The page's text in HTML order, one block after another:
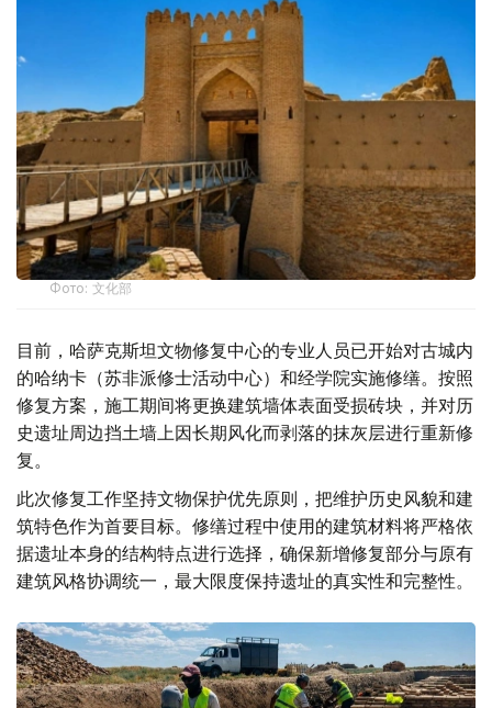
Фото: 文化部
目前，哈萨克斯坦文物修复中心的专业人员已开始对古城内
的哈纳卡（苏非派修士活动中心）和经学院实施修缮。按照
修复方案，施工期间将更换建筑墙体表面受损砖块，并对历
史遗址周边挡土墙上因长期风化而剥落的抹灰层进行重新修
复。
此次修复工作坚持文物保护优先原则，把维护历史风貌和建
筑特色作为首要目标。修缮过程中使用的建筑材料将严格依
据遗址本身的结构特点进行选择，确保新增修复部分与原有
建筑风格协调统一，最大限度保持遗址的真实性和完整性。